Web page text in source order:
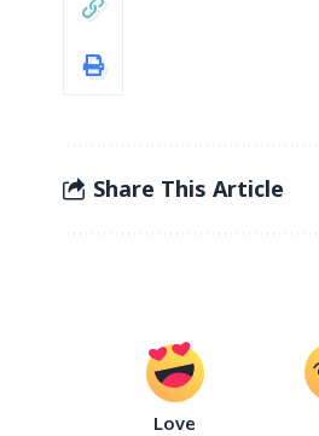
Share This Article
Love